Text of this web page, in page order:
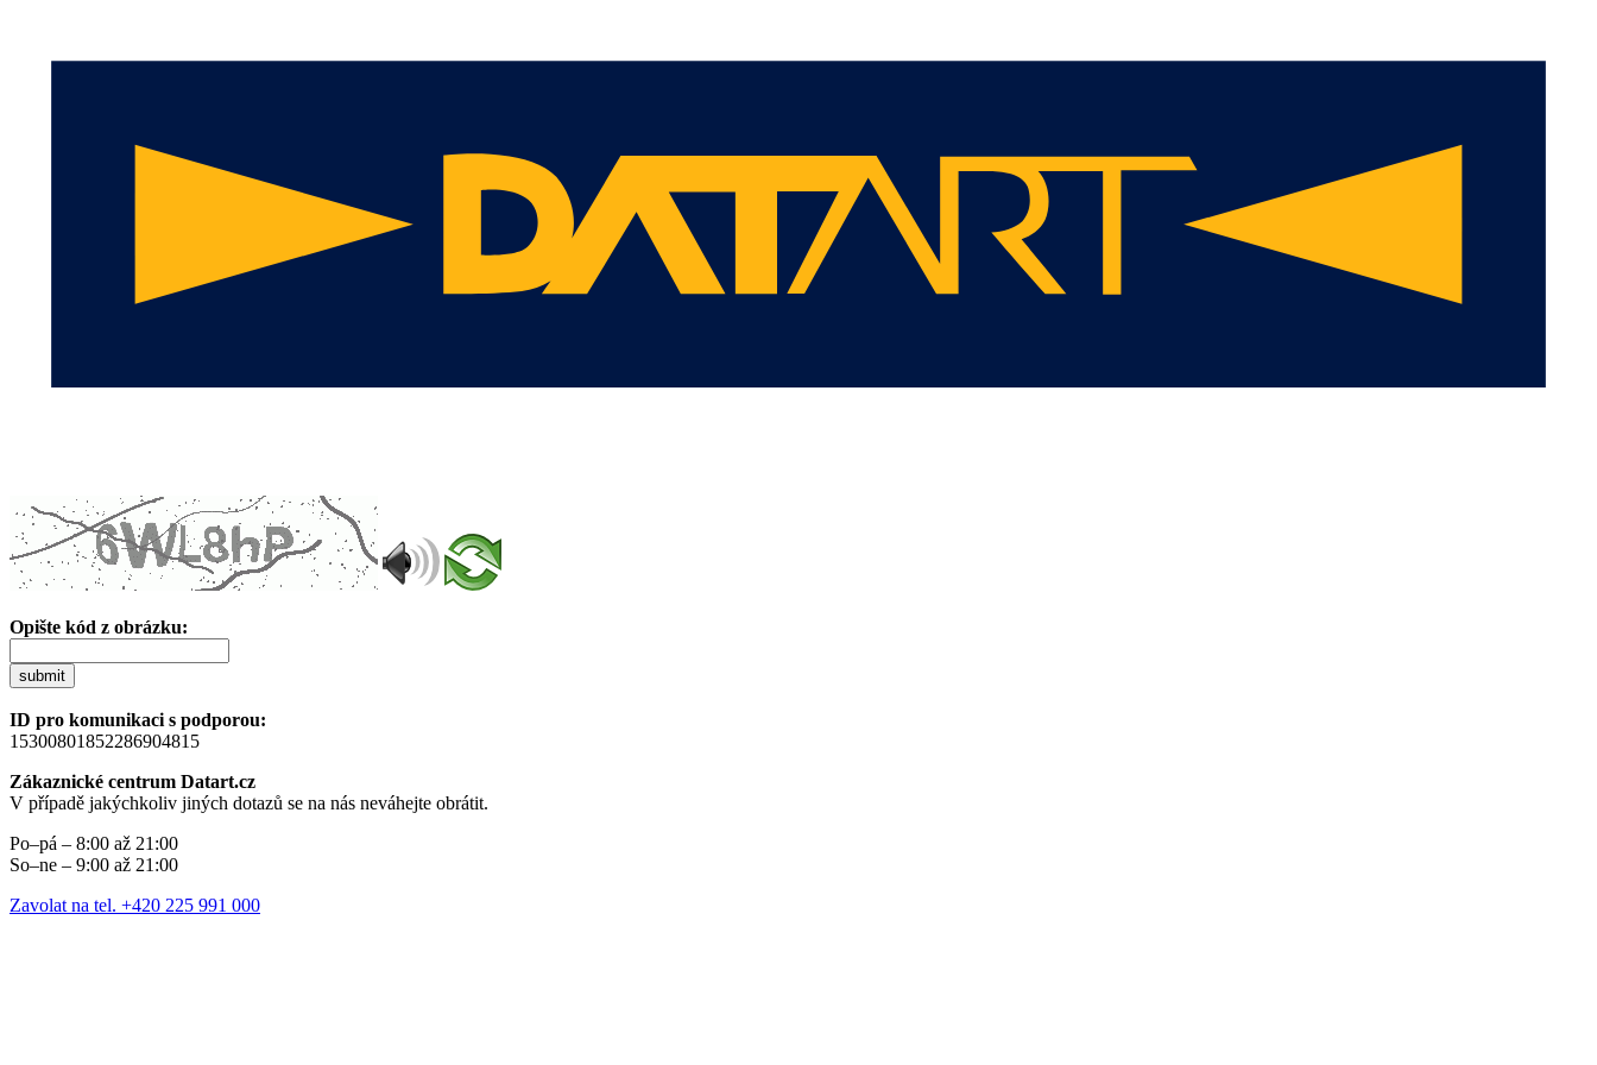
Opište kód z obrázku:
submit
ID pro komunikaci s podporou:
15300801852286904815
Zákaznické centrum Datart.cz
V případě jakýchkoliv jiných dotazů se na nás neváhejte obrátit.
Po–pá – 8:00 až 21:00
So–ne – 9:00 až 21:00
Zavolat na tel. +420 225 991 000